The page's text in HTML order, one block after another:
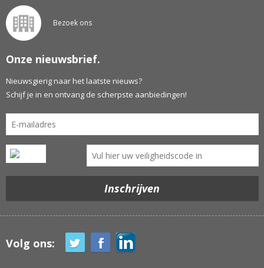
Bezoek ons
Onze nieuwsbrief.
Nieuwsgierig naar het laatste nieuws?
Schijf je in en ontvang de scherpste aanbiedingen!
Volg ons: